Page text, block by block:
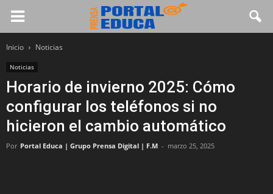
Inicio Noticias
Noticias
Horario de invierno 2025: Cómo
configurar los teléfonos si no
hicieron el cambio automático
Por Portal Educa | Grupo Prensa Digital | F.M - marzo 25, 2025